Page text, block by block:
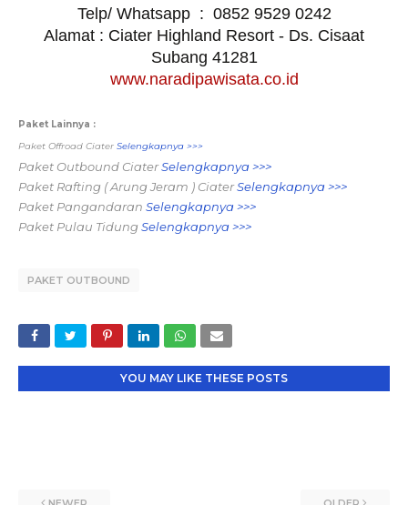
Telp/ Whatsapp : 0852 9529 0242
Alamat : Ciater Highland Resort - Ds. Cisaat
Subang 41281
www.naradipawisata.co.id
Paket Lainnya :
Paket Offroad Ciater Selengkapnya >>>
Paket Outbound CiaterSelengkapnya >>>
Paket Rafting ( Arung Jeram ) CiaterSelengkapnya >>>
Paket Pangandaran Selengkapnya >>>
Paket Pulau TidungSelengkapnya >>>
PAKET OUTBOUND
YOU MAY LIKE THESE POSTS